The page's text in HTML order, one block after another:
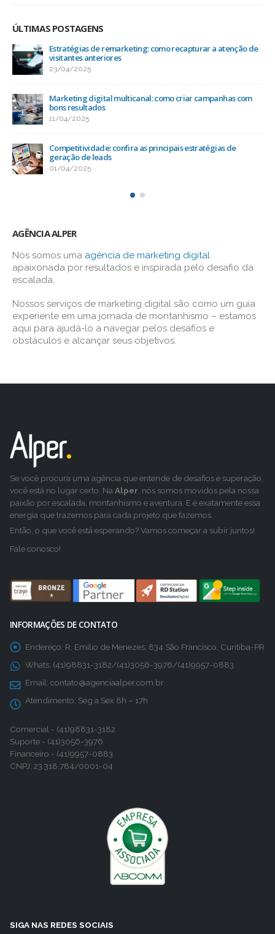
ÚLTIMAS POSTAGENS
Estratégias de remarketing: como recapturar a atenção de
visitantes anteriores
23/04/2025
Marketing digital multicanal: como criar campanhas com
bons resultados
11/04/2025
Competitividade: confira as principais estratégias de
geração de leads
01/04/2025
AGÊNCIA ALPER
Nós somos uma agência de marketing digital
apaixonada por resultados e inspirada pelo desafio da
escalada.
Nossos serviços de marketing digital são como um guia
experiente em uma jornada de montanhismo – estamos
aqui para ajudá-lo a navegar pelos desafios e
obstáculos e alcançar seus objetivos.
Se você procura uma agência que entende de desafios e superação,
você está no lugar certo. Na Alper , nós somos movidos pela nossa
paixão por escalada, montanhismo e aventura. E é exatamente essa
energia que trazemos para cada projeto que fazemos.
Então, o que você está esperando? Vamos começar a subir juntos!
Fale conosco!
INFORMAÇÕES DE CONTATO
Endereço: R. Emílio de Menezes, 834 São Francisco, Curitiba-PR
Whats: (41)98831-3182/(41)3056-3976/(41)9957-0883
Email: contato@agenciaalper.com.br
Atendimento: Seg a Sex 8h – 17h
Comercial - (41)98831-3182
Suporte - (41)3056-3976
Financeiro - (41)9957-0883
CNPJ: 23.318.784/0001-04
SIGA NAS REDES SOCIAIS